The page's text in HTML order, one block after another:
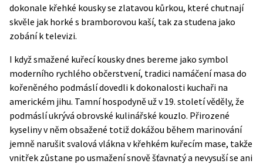
dokonale křehké kousky se zlatavou kůrkou, které chutnají
skvěle jak horké s bramborovou kaší, tak za studena jako
zobání k televizi.
I když smažené kuřecí kousky dnes bereme jako symbol
moderního rychlého občerstvení, tradici namáčení masa do
kořeněného podmáslí dovedli k dokonalosti kuchaři na
americkém jihu. Tamní hospodyně už v 19. století věděly, že
podmáslí ukrývá obrovské kulinářské kouzlo. Přirozené
kyseliny v něm obsažené totiž dokážou během marinování
jemně narušit svalová vlákna v křehkém kuřecím mase, takže
vnitřek zůstane po usmažení snově šťavnatý a nevysuší se ani